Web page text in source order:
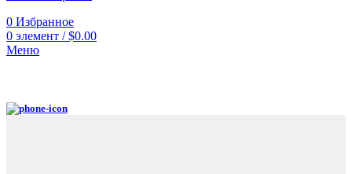
0 Избранное
0 элемент / $0.00
Меню